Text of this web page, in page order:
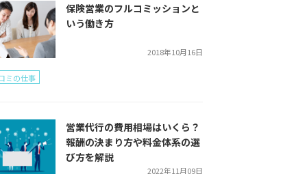
保険営業のフルコミッションと
いう働き方
2018年10月16日
ミの仕事
営業代行の費用相場はいくら？
報酬の決まり方や料金体系の選
び方を解説
2022年11月09日